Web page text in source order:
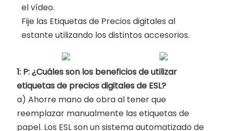
el vídeo.
Fije las Etiquetas de Precios digitales al
estante utilizando los distintos accesorios.
1: P: ¿Cuáles son los beneficios de utilizar
etiquetas de precios digitales de ESL?
a) Ahorre mano de obra al tener que
reemplazar manualmente las etiquetas de
papel. Los ESL son un sistema automatizado de